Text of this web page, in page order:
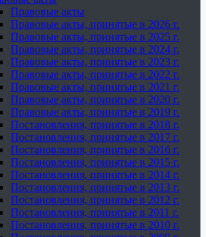
Правовые акты
Правовые акты, принятые в 2026 г.
Правовые акты, принятые в 2025 г.
Правовые акты, принятые в 2024 г.
Правовые акты, принятые в 2023 г.
Правовые акты, принятые в 2022 г.
Правовые акты, принятые в 2021 г.
Правовые акты, принятые в 2020 г.
Правовые акты, принятые в 2019 г.
Постановления, принятые в 2018 г.
Постановления, принятые в 2017 г.
Постановления, принятые в 2016 г.
Постановления, принятые в 2015 г.
Постановления, принятые в 2014 г.
Постановления, принятые в 2013 г.
Постановления, принятые в 2012 г.
Постановления, принятые в 2011 г.
Постановления, принятые в 2010 г.